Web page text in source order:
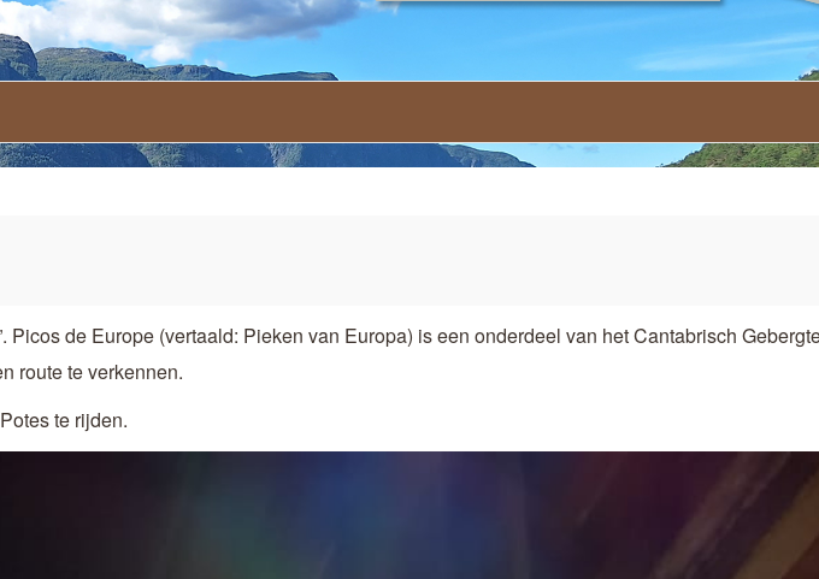
de Europe (vertaald: Pieken van Europa) is een onderdeel van het Cantabrisch
route te verkennen.
te rijden.